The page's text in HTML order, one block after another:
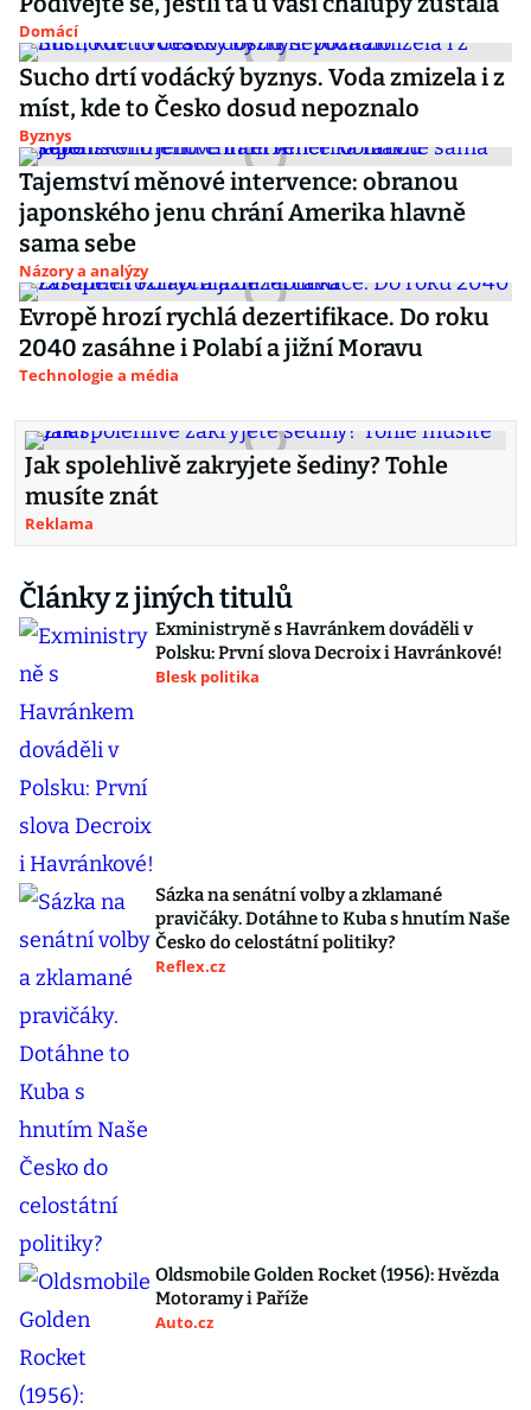
Domácí
Sucho drtí vodácký byznys. Voda zmizela i z
míst, kde to Česko dosud nepoznalo
Byznys
Tajemství měnové intervence: obranou
japonského jenu chrání Amerika hlavně
sama sebe
Názory a analýzy
Evropě hrozí rychlá dezertifikace. Do roku
2040 zasáhne i Polabí a jižní Moravu
Technologie a média
Jak spolehlivě zakryjete šediny? Tohle
musíte znát
Reklama
Články z jiných titulů
Exministryně s Havránkem dováděli v
Polsku: První slova Decroix i Havránkové!
Blesk politika
Sázka na senátní volby a zklamané
pravičáky. Dotáhne to Kuba s hnutím Naše
Česko do celostátní politiky?
Reflex.cz
Oldsmobile Golden Rocket (1956): Hvězda
Motoramy i Paříže
Auto.cz